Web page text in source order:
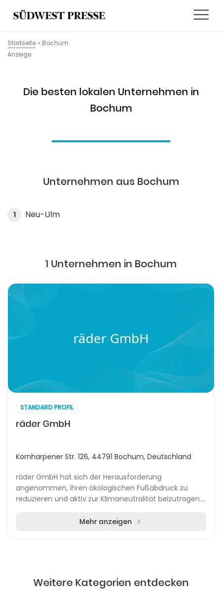
Startseite » Bochum
Anzeige
Die besten lokalen Unternehmen in
Bochum
Unternehmen aus Bochum
1 Neu-Ulm
1 Unternehmen in Bochum
räder GmbH
STANDARD PROFIL
räder GmbH
Kornharpener Str. 126, 44791 Bochum, Deutschland
räder GmbH hat sich der Herausforderung
angenommen, ihren ökologischen Fußabdruck zu
reduzieren und aktiv zur Klimaneutralität beizutragen.
Unternehmen umf...Mehr anzeigen
Weitere Kategorien entdecken